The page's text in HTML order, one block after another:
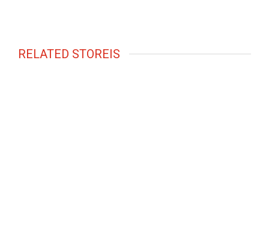
RELATED STOREIS